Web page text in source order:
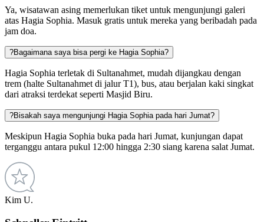
Ya, wisatawan asing memerlukan tiket untuk mengunjungi galeri
atas Hagia Sophia. Masuk gratis untuk mereka yang beribadah pada
jam doa.
?Bagaimana saya bisa pergi ke Hagia Sophia?
Hagia Sophia terletak di Sultanahmet, mudah dijangkau dengan
trem (halte Sultanahmet di jalur T1), bus, atau berjalan kaki singkat
dari atraksi terdekat seperti Masjid Biru.
?Bisakah saya mengunjungi Hagia Sophia pada hari Jumat?
Meskipun Hagia Sophia buka pada hari Jumat, kunjungan dapat
terganggu antara pukul 12:00 hingga 2:30 siang karena salat Jumat​.
Kim U.